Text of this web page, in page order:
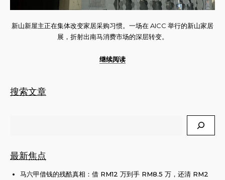
新山新屋主正在集体改变家居采购习惯。一场在 AICC 举行的新山家居
展，折射出南马消费市场的深层转变。
继续阅读
搜索文章
最新焦点
马六甲借钱的残酷真相：借 RM12 万到手 RM8.5 万，还清 RM2